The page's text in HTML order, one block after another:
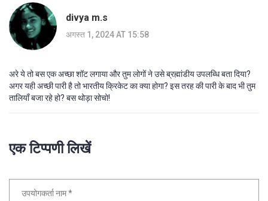
divya m.s
अगस्त 1, 2024 AT 15:58
अरे ये तो बस एक अच्छा शॉट लगाया और तुम लोगों ने उसे ब्रह्मांडीय उपलब्धि बता दिया?
अगर यही अच्छी पारी है तो भारतीय क्रिकेट का क्या होगा? इस तरह की पारी के बाद भी तुम
तालियाँ बजा रहे हो? बस थोड़ा सोचो!
एक टिप्पणी लिखें